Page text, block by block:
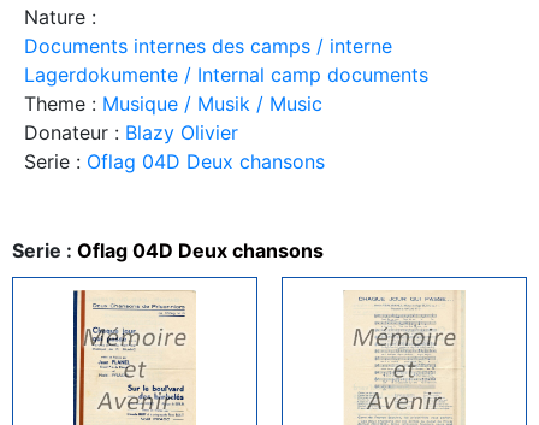
Nature :
Documents internes des camps / interne
Lagerdokumente / Internal camp documents
Theme : Musique / Musik / Music
Donateur : Blazy Olivier
Serie : Oflag 04D Deux chansons
Serie : Oflag 04D Deux chansons